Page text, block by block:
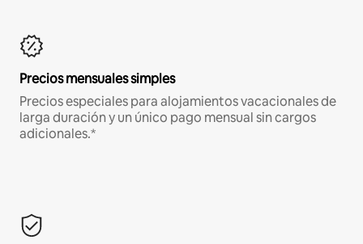
Precios mensuales simples
Precios especiales para alojamientos vacacionales de
larga duración y un único pago mensual sin cargos
adicionales.*